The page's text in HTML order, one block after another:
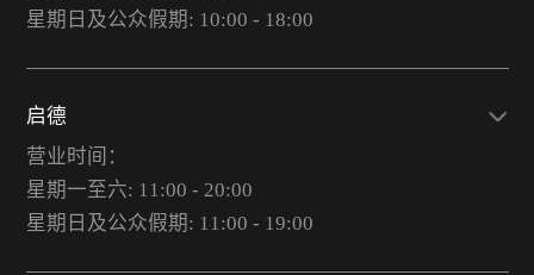
星期日及公众假期: 10:00 - 18:00
启德
营业时间：
星期一至六: 11:00 - 20:00
星期日及公众假期: 11:00 - 19:00